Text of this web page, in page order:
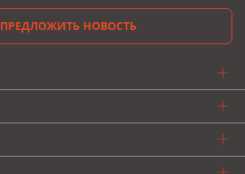
ПРЕДЛОЖИТЬ НОВОСТЬ